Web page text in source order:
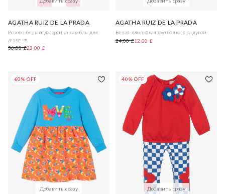
AGATHA RUIZ DE LA PRADA
Розово-белый джерси ансамбль для
девочек
36,00 £22,00 £
AGATHA RUIZ DE LA PRADA
Белая хлопковая футболка с радугой
24,00 £12,00 £
60% OFF
Добавить сразу
40% OFF
Добавить сразу